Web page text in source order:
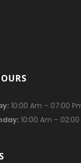
10:00 Am – 07:00
10:00 Am –